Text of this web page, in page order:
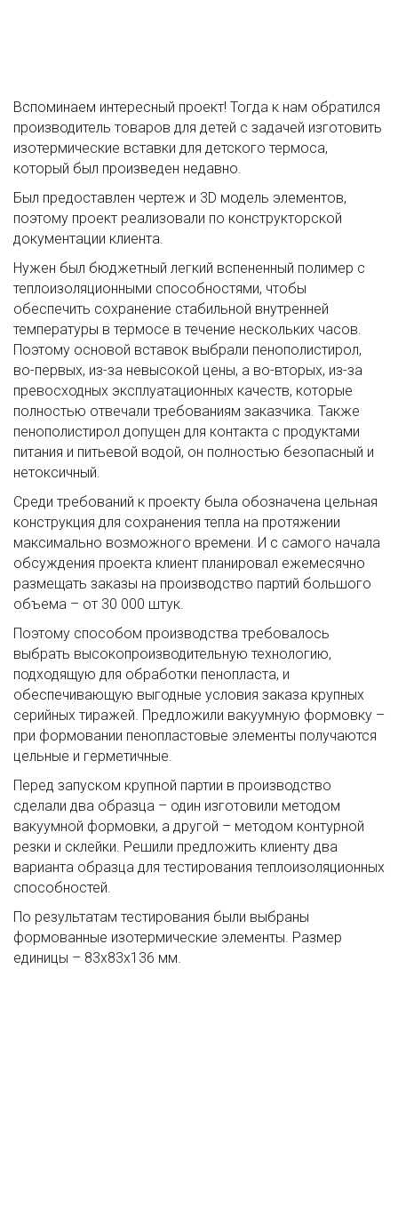
Вспоминаем интересный проект! Тогда к нам обратился
производитель товаров для детей с задачей изготовить
изотермические вставки для детского термоса,
который был произведен недавно.
Был предоставлен чертеж и 3D модель элементов,
поэтому проект реализовали по конструкторской
документации клиента.
Нужен был бюджетный легкий вспененный полимер с
теплоизоляционными способностями, чтобы
обеспечить сохранение стабильной внутренней
температуры в термосе в течение нескольких часов.
Поэтому основой вставок выбрали пенополистирол,
во-первых, из-за невысокой цены, а во-вторых, из-за
превосходных эксплуатационных качеств, которые
полностью отвечали требованиям заказчика. Также
пенополистирол допущен для контакта с продуктами
питания и питьевой водой, он полностью безопасный и
нетоксичный.
Среди требований к проекту была обозначена цельная
конструкция для сохранения тепла на протяжении
максимально возможного времени. И с самого начала
обсуждения проекта клиент планировал ежемесячно
размещать заказы на производство партий большого
объема – от 30 000 штук.
Поэтому способом производства требовалось
выбрать высокопроизводительную технологию,
подходящую для обработки пенопласта, и
обеспечивающую выгодные условия заказа крупных
серийных тиражей. Предложили вакуумную формовку –
при формовании пенопластовые элементы получаются
цельные и герметичные.
Перед запуском крупной партии в производство
сделали два образца – один изготовили методом
вакуумной формовки, а другой – методом контурной
резки и склейки. Решили предложить клиенту два
варианта образца для тестирования теплоизоляционных
способностей.
По результатам тестирования были выбраны
формованные изотермические элементы. Размер
единицы – 83х83х136 мм.